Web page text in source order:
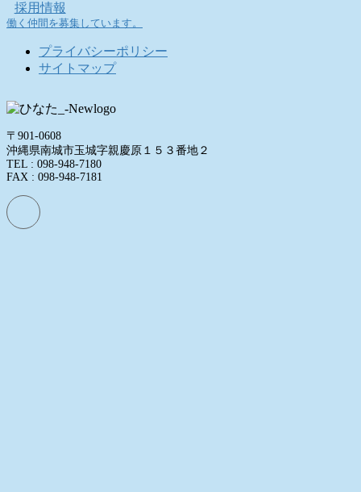
採用情報
働く仲間を募集しています。
プライバシーポリシー
サイトマップ
〒901-0608
沖縄県南城市玉城字親慶原１５３番地２
TEL : 098-948-7180
FAX : 098-948-7181